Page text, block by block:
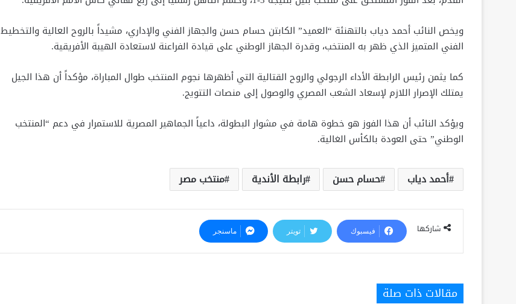
ويخص النائب أحمد دياب بالتهنئة “العميد” الكابتن حسام حسن والجهاز الفني والإداري، مشيداً بالروح العالية والتخطيط
الفني المتميز الذي ظهر به المنتخب، وقدرة الجهاز الوطني على قيادة الفراعنة لاستعادة الهيبة الأفريقية.
كما يثمن رئيس الرابطة الأداء الرجولي والروح القتالية التي أظهرها نجوم المنتخب طوال المباراة، مؤكداً أن هذا الجيل
يمتلك الإصرار اللازم لإسعاد الشعب المصري والوصول إلى منصات التتويج.
ويؤكد النائب أن هذا الفوز هو خطوة هامة في مشوار البطولة، داعياً الجماهير المصرية للاستمرار في دعم “المنتخب
الوطني” حتى العودة بالكأس الغالية.
أحمد دياب حسام حسن رابطة الأندية منتخب مصر
شاركها فيسبوك تويتر ماسنجر
مقالات ذات صلة